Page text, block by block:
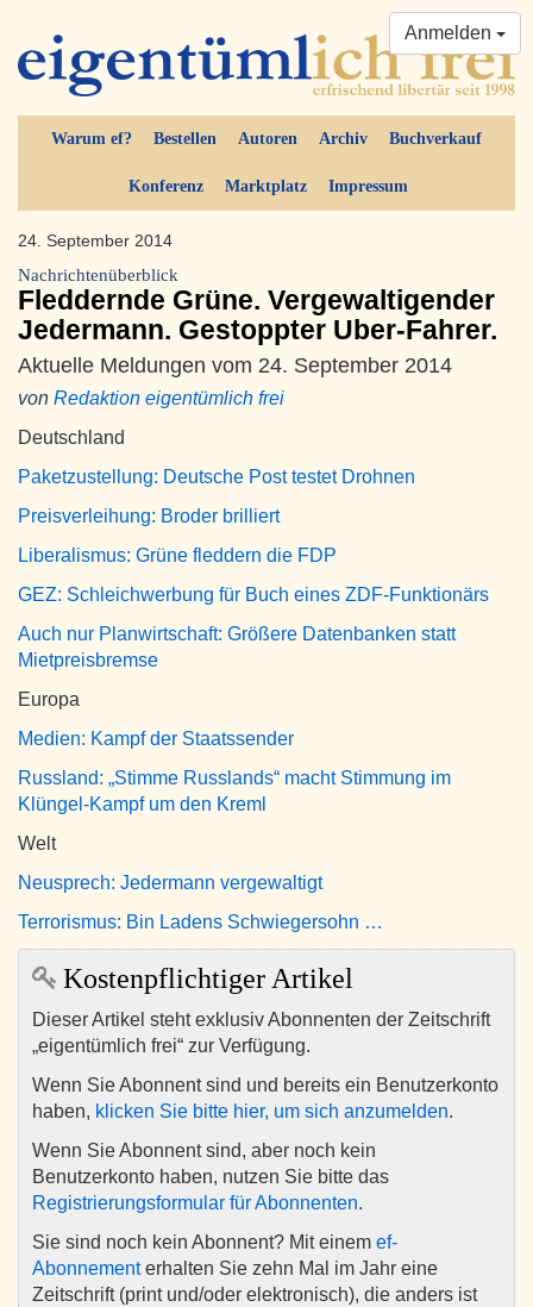
Warum ef? Bestellen Autoren Archiv Buchverkauf
Konferenz Marktplatz Impressum
Anmelden
24. September 2014
Nachrichtenüberblick
Fleddernde Grüne. Vergewaltigender
Jedermann. Gestoppter Uber-Fahrer.
Aktuelle Meldungen vom 24. September 2014
von Redaktion eigentümlich frei
Deutschland
Paketzustellung: Deutsche Post testet Drohnen
Preisverleihung: Broder brilliert
Liberalismus: Grüne fleddern die FDP
GEZ: Schleichwerbung für Buch eines ZDF-Funktionärs
Auch nur Planwirtschaft: Größere Datenbanken statt
Mietpreisbremse
Europa
Medien: Kampf der Staatssender
Russland: „Stimme Russlands“ macht Stimmung im
Klüngel-Kampf um den Kreml
Welt
Neusprech: Jedermann vergewaltigt
Terrorismus: Bin Ladens Schwiegersohn …
Kostenpflichtiger Artikel
Dieser Artikel steht exklusiv Abonnenten der Zeitschrift
„eigentümlich frei“ zur Verfügung.
Wenn Sie Abonnent sind und bereits ein Benutzerkonto
haben, klicken Sie bitte hier, um sich anzumelden.
Wenn Sie Abonnent sind, aber noch kein
Benutzerkonto haben, nutzen Sie bitte das
Registrierungsformular für Abonnenten.
Sie sind noch kein Abonnent? Mit einem ef-
Abonnementerhalten Sie zehn Mal im Jahr eine
Zeitschrift (print und/oder elektronisch), die anders ist